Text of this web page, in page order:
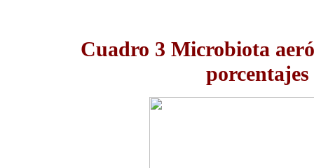
Cuadro 3 Microbiota